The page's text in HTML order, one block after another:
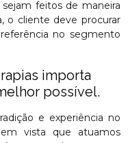
feitos de maneira
o cliente deve procurar
no segmento
importa
possível.
e experiência no
vista que atuamos